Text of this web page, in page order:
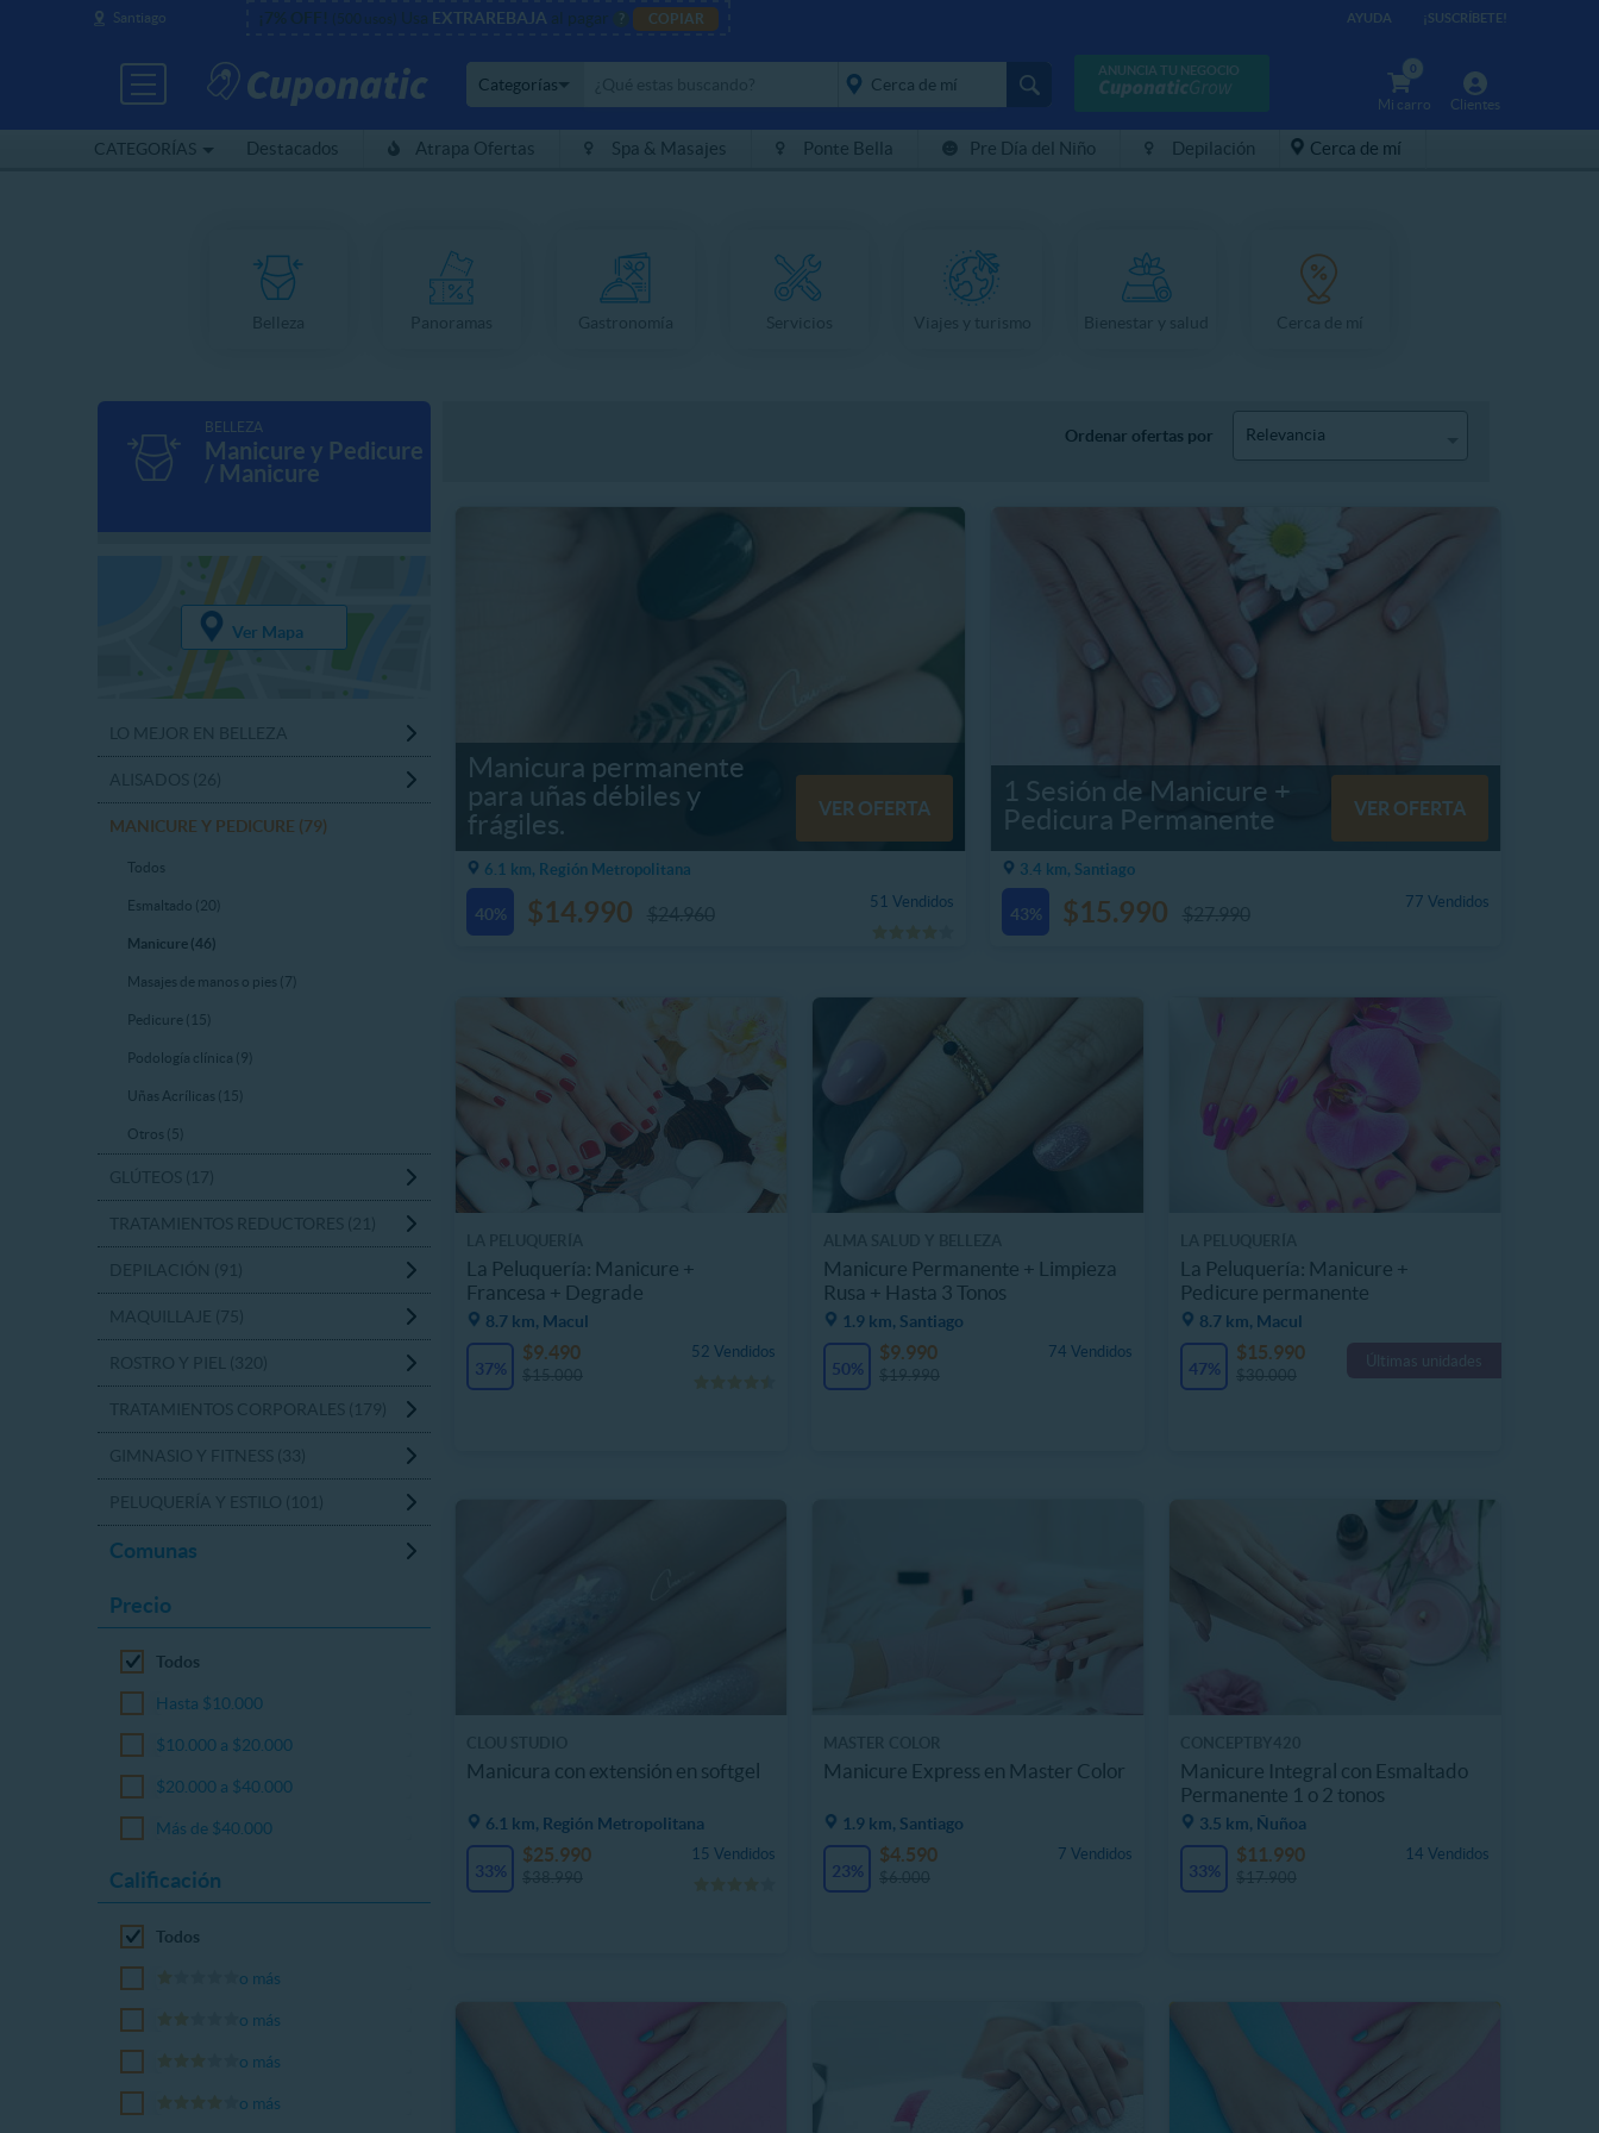
Santiago ¡7% OFF! (500 usos) Usa EXTRAREBAJA al pagar COPIAR AYUDA ¡SUSCRÍBETE!
CATEGORÍAS
ANUNCIA TU NEGOCIO
Clientes
Categorías
0
Mi carro
Destacados Atrapa Ofertas Spa & Masajes Ponte Bella Pre Día del Niño Depilación Cerca de mí
BELLEZA
Manicure y Pedicure
/ Manicure
Ver Mapa
MANICURE Y PEDICURE (79)
Todos
Esmaltado (20)
Manicure (46)
Masajes de manos o pies (7)
Pedicure (15)
Podología clínica (9)
Uñas Acrílicas (15)
Otros (5)
Comunas
Precio
Todos
Hasta $10.000
$10.000 a $20.000
$20.000 a $40.000
Más de $40.000
Calificación
Todos
o más
o más
o más
o más
Ordenar ofertas por Relevancia
Manicura permanente
para uñas débiles y
frágiles.
VER OFERTA
6.1 km, Región Metropolitana
40%
51 Vendidos
$14.990
1 Sesión de Manicure +
Pedicura Permanente
VER OFERTA
3.4 km, Santiago
43%
77 Vendidos
$15.990
La Peluquería: Manicure +
Francesa + Degrade
8.7 km, Macul
37%
52 Vendidos
$9.490
Manicure Permanente + Limpieza
Rusa + Hasta 3 Tonos
1.9 km, Santiago
50%
74 Vendidos
$9.990
La Peluquería: Manicure +
Pedicure permanente
8.7 km, Macul
47% Últimas unidades
$15.990
Manicura con extensión en softgel
6.1 km, Región Metropolitana
33%
15 Vendidos
$25.990
Manicure Express en Master Color
1.9 km, Santiago
23%
7 Vendidos
$4.590
Manicure Integral con Esmaltado
Permanente 1 o 2 tonos
3.5 km, Ñuñoa
33%
14 Vendidos
$11.990